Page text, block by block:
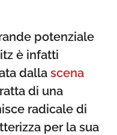
potenziale
è infatti
dalla scena
di una
radicale di
per la sua